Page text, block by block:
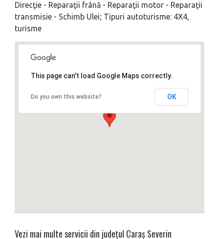
Direcţie - Reparaţii frână - Reparaţii motor - Reparaţii
transmisie - Schimb Ulei; Tipuri autoturisme: 4X4,
turisme
This page can't load Google Maps correctly.
Do you own this website? OK
Vezi mai multe servicii din județul Caraș Severin